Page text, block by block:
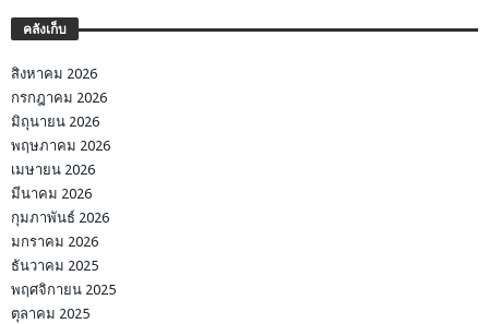
คลังเก็บ
สิงหาคม 2026
กรกฎาคม 2026
มิถุนายน 2026
พฤษภาคม 2026
เมษายน 2026
มีนาคม 2026
กุมภาพันธ์ 2026
มกราคม 2026
ธันวาคม 2025
พฤศจิกายน 2025
ตุลาคม 2025